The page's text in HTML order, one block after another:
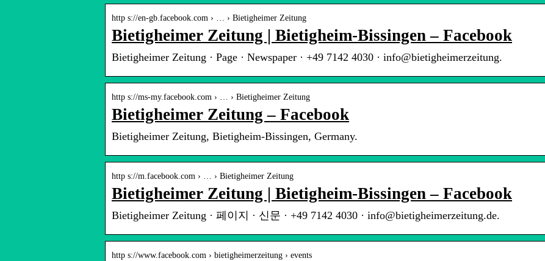
http s://en-gb.facebook.com › … › Bietigheimer Zeitung
Bietigheimer Zeitung | Bietigheim-Bissingen – Facebook
Bietigheimer Zeitung · Page · Newspaper · +49 7142 4030 · info@bietigheimerzeitung.
http s://ms-my.facebook.com › … › Bietigheimer Zeitung
Bietigheimer Zeitung – Facebook
Bietigheimer Zeitung, Bietigheim-Bissingen, Germany.
http s://m.facebook.com › … › Bietigheimer Zeitung
Bietigheimer Zeitung | Bietigheim-Bissingen – Facebook
Bietigheimer Zeitung · 페이지 · 신문 · +49 7142 4030 · info@bietigheimerzeitung.de.
http s://www.facebook.com › bietigheimerzeitung › events